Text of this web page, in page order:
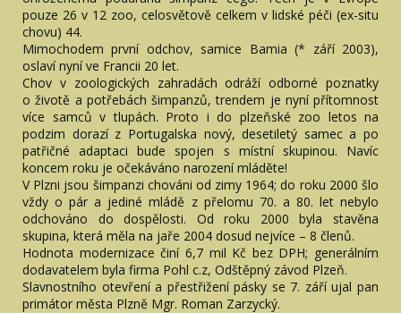
pouze 26 v 12 zoo, celosvětově celkem v lidské péči (ex-situ
chovu) 44.
Mimochodem první odchov, samice Bamia (* září 2003),
oslaví nyní ve Francii 20 let.
Chov v zoologických zahradách odráží odborné poznatky
o životě a potřebách šimpanzů, trendem je nyní přítomnost
více samců v tlupách. Proto i do plzeňské zoo letos na
podzim dorazí z Portugalska nový, desetiletý samec a po
patřičné adaptaci bude spojen s místní skupinou. Navíc
koncem roku je očekáváno narození mláděte!
V Plzni jsou šimpanzi chováni od zimy 1964; do roku 2000 šlo
vždy o pár a jediné mládě z přelomu 70. a 80. let nebylo
odchováno do dospělosti. Od roku 2000 byla stavěna
skupina, která měla na jaře 2004 dosud nejvíce – 8 členů.
Hodnota modernizace činí 6,7 mil Kč bez DPH; generálním
dodavatelem byla firma Pohl c.z, Odštěpný závod Plzeň.
Slavnostního otevření a přestřižení pásky se 7. září ujal pan
primátor města Plzně Mgr. Roman Zarzycký.